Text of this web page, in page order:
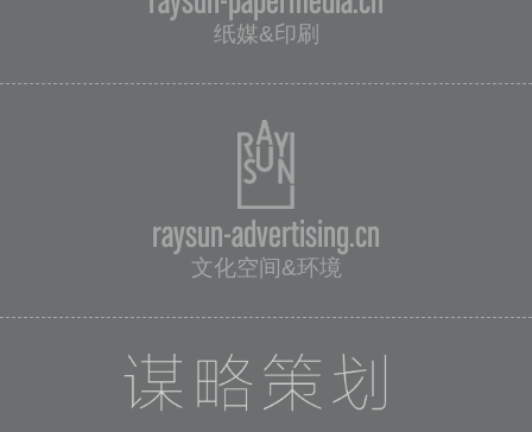
纸媒&印刷
raysun-advertising.cn
文化空间&环境